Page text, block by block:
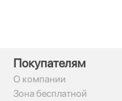
Покупателям
О компании
Зона бесплатной